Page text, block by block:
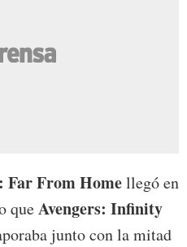
Far From Homellegó en
queAvengers: Infinity
junto con la mitad